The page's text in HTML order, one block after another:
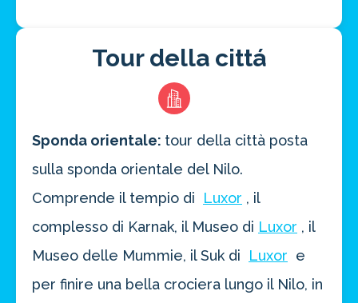
Tour della cittá
Sponda orientale: tour della città posta
sulla sponda orientale del Nilo.
Comprende il tempio di
Luxor , il
complesso di Karnak, il Museo di Luxor , il
Museo delle Mummie, il Suk di
Luxor e
per finire una bella crociera lungo il Nilo, in
ATTIVA OFFERTA